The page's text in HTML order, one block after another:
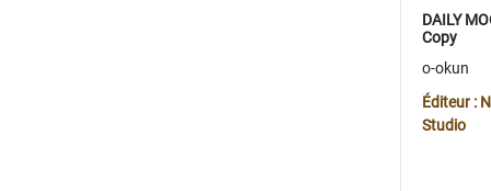
DAILY
Copy
o-okun
Éditeur :
Studio